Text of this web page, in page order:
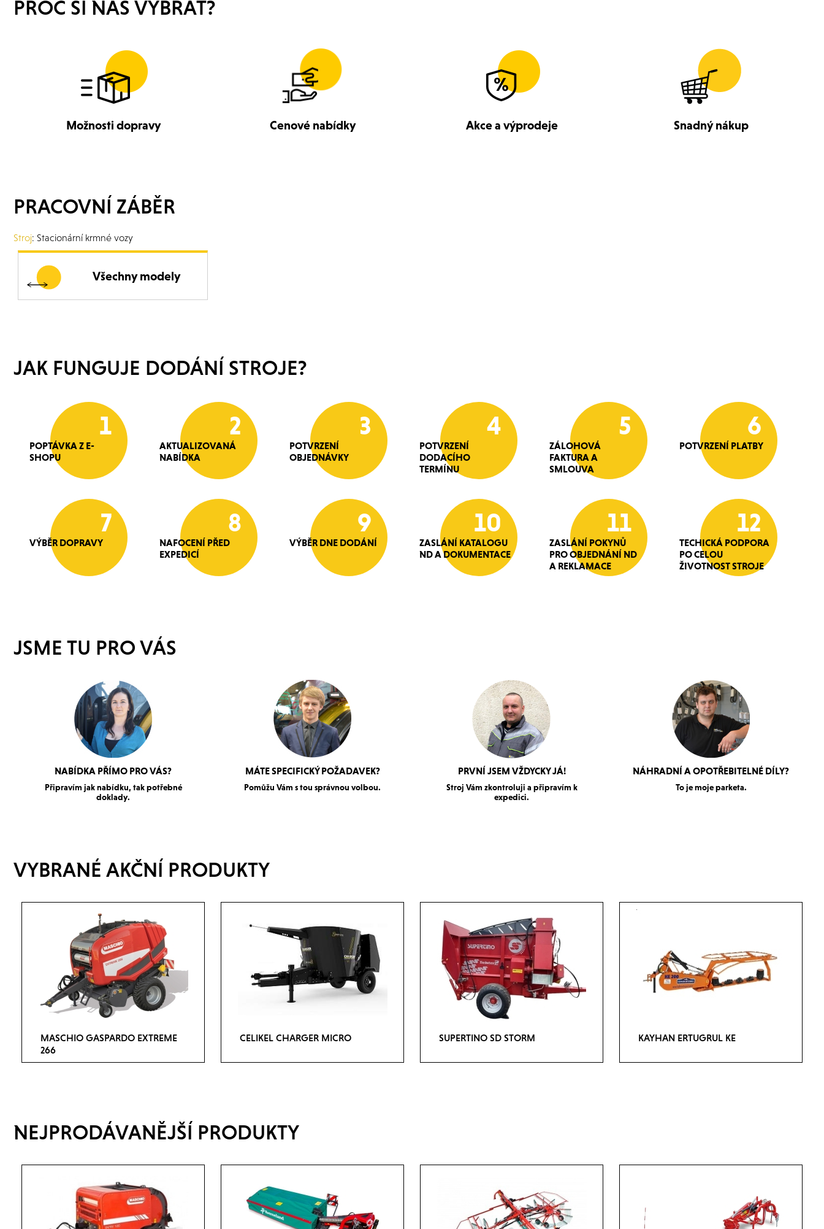
PROČ SI NÁS VYBRAT?
Možnosti dopravy Cenové nabídky Akce a výprodeje Snadný nákup
PRACOVNÍ ZÁBĚR
Stroj: Stacionární krmné vozy
Všechny modely
JAK FUNGUJE DODÁNÍ STROJE?
1
POPTÁVKA Z E-
SHOPU
2
AKTUALIZOVANÁ
NABÍDKA
3
POTVRZENÍ
OBJEDNÁVKY
4
POTVRZENÍ
DODACÍHO
TERMÍNU
5
ZÁLOHOVÁ
FAKTURA A
SMLOUVA
6
POTVRZENÍ PLATBY
7
VÝBĚR DOPRAVY
8
NAFOCENÍ PŘED
EXPEDICÍ
9
VÝBĚR DNE DODÁNÍ
10
ZASLÁNÍ KATALOGU
ND A DOKUMENTACE
11
ZASLÁNÍ POKYNŮ
PRO OBJEDNÁNÍ ND
A REKLAMACE
12
TECHICKÁ PODPORA
PO CELOU
ŽIVOTNOST STROJE
JSME TU PRO VÁS
NABÍDKA PŘÍMO PRO VÁS?
Připravím jak nabídku, tak potřebné
doklady.
MÁTE SPECIFICKÝ POŽADAVEK?
Pomůžu Vám s tou správnou volbou.
PRVNÍ JSEM VŽDYCKY JÁ!
Stroj Vám zkontroluji a připravím k
expedici.
NÁHRADNÍ A OPOTŘEBITELNÉ DÍLY?
To je moje parketa.
VYBRANÉ AKČNÍ PRODUKTY
MASCHIO GASPARDO EXTREME
266
CELIKEL CHARGER MICRO SUPERTINO SD STORM KAYHAN ERTUGRUL KE
NEJPRODÁVANĚJŠÍ PRODUKTY